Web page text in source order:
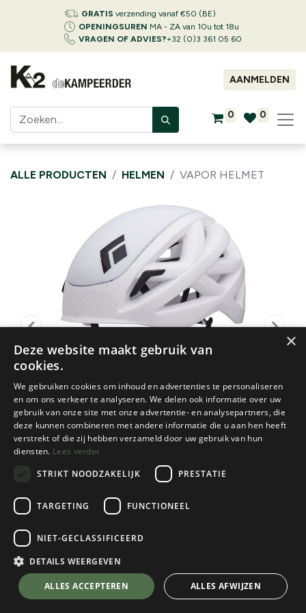
GRATIS verzending vanaf €50 (BE)
OPENINGSUREN MA - ZA van 10u tot 18u
VRAGEN OF ADVIES?+32 (0)3 361 05 60
AANMELDEN
0 0
ALLE PRODUCTEN HELMEN VAPOR HELMET
Black Diamond
Vapor Helmet
White
Kies een maat💬 Stel je vraag over dit product via WhatsApp
×
Deze website maakt gebruik van
cookies.
We gebruiken cookies om inhoud en advertenties te personaliseren
en om ons verkeer te analyseren. We delen ook informatie over uw
gebruik van onze site met onze advertentie- en analysepartners, die
deze kunnen combineren met andere informatie die u aan hen heeft
verstrekt of die zij hebben verzameld door uw gebruik van hun
diensten. Lees verder
STRIKT NOODZAKELIJK
PRESTATIE
TARGETING FUNCTIONEEL
NIET-GECLASSIFICEERD
DETAILS WEERGEVEN
ALLES ACCEPTEREN ALLES AFWIJZEN